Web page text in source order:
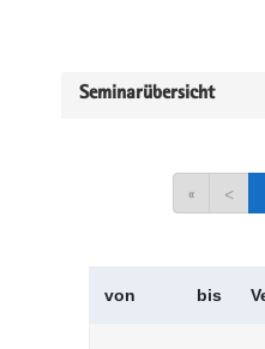
Seminarübersicht
« <
von bis